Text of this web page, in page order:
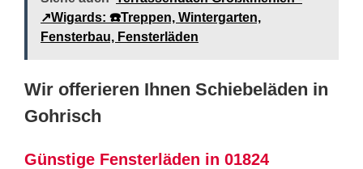
↗️Wigards: ☎️Treppen, Wintergarten,
Fensterbau, Fensterläden
Wir offerieren Ihnen Schiebeläden in
Gohrisch
Günstige Fensterläden in 01824